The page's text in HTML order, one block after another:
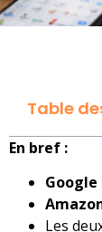
Table
En bref :
Google
Les